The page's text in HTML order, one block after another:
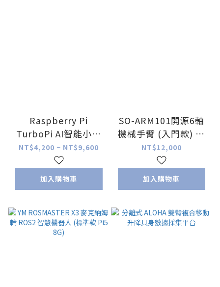
Raspberry Pi
TurboPi AI智能小車
(麥克拉姆輪) 適用 樹
莓派 Pi 4B
NT$4,200 ~ NT$9,600
加入購物車
SO-ARM101開源6軸
機械手臂 (入門款) 己
組裝
NT$12,000
加入購物車